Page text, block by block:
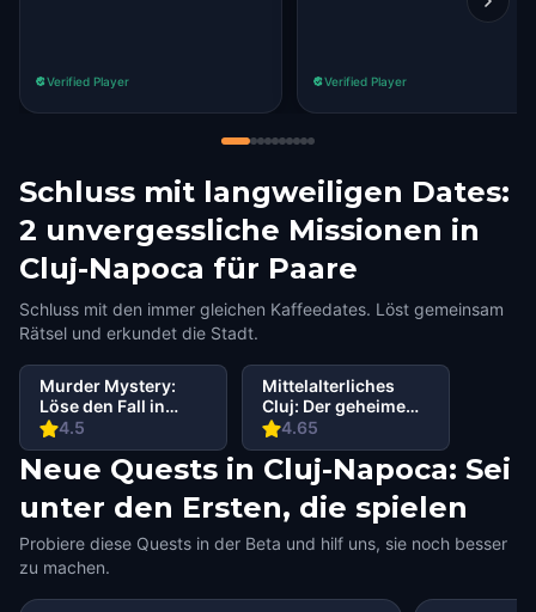
Verified Player Verified Player
Schluss mit langweiligen Dates:
2 unvergessliche Missionen in
Cluj-Napoca für Paare
Schluss mit den immer gleichen Kaffeedates. Löst gemeinsam
Rätsel und erkundet die Stadt.
4.5
Murder Mystery:
Löse den Fall in
Cluj-Napoca
4.65
Mittelalterliches
Cluj: Der geheime
Schatz von König
Matia
Neue Quests in Cluj-Napoca: Sei
unter den Ersten, die spielen
Probiere diese Quests in der Beta und hilf uns, sie noch besser
zu machen.